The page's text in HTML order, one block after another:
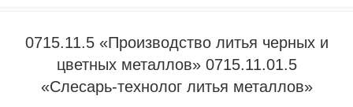
0715.11.5 «Производство литья черных и
цветных металлов» 0715.11.01.5
«Слесарь-технолог литья металлов»